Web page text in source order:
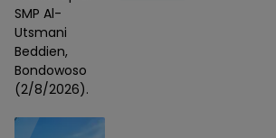
SMP Al-
Utsmani
Beddien,
Bondowoso
(2/8/2026).